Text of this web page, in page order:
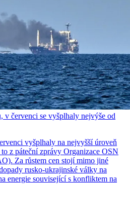
v červenci se vyšplhaly nejvýše od
vyšplhaly na nejvyšší úroveň
z páteční zprávy Organizace OSN
Za růstem cen stojí mimo jiné
rusko-ukrajinské války na
energie související s konfliktem na